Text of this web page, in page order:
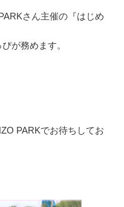
さん主催の『はじめ
が務めます。
PARKでお待ちしてお